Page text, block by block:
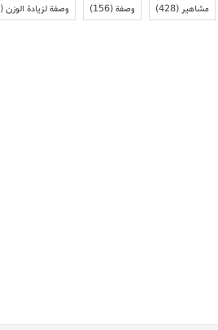
مشاهير(428) وصفة(156) وصفة لزيادة الوزن(138)